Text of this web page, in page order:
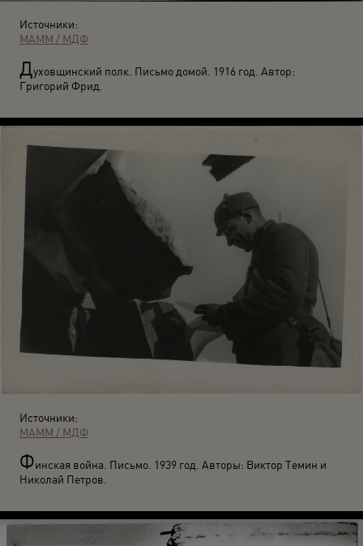
Источники:
МАММ / МДФ
Духовщинский полк. Письмо домой. 1916 год. Автор:
Григорий Фрид.
Источники:
МАММ / МДФ
Финская война. Письмо. 1939 год. Авторы: Виктор Темин и
Николай Петров.